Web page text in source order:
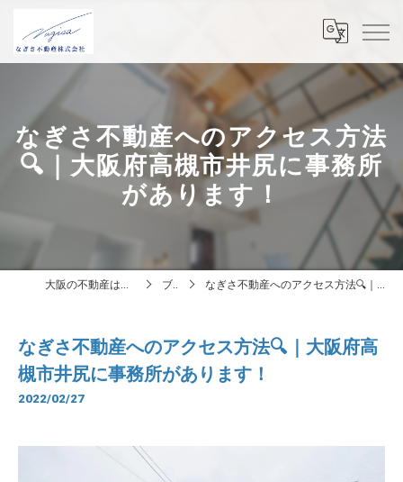
なぎさ不動産へのアクセス方法
🔍｜大阪府高槻市井尻に事務所
があります！
大阪の不動産はなぎさ不動産株式会社 ブログ なぎさ不動産へのアクセス方法🔍｜大阪府高槻市井尻に事務所があります！
なぎさ不動産へのアクセス方法🔍｜大阪府高
槻市井尻に事務所があります！
2022/02/27